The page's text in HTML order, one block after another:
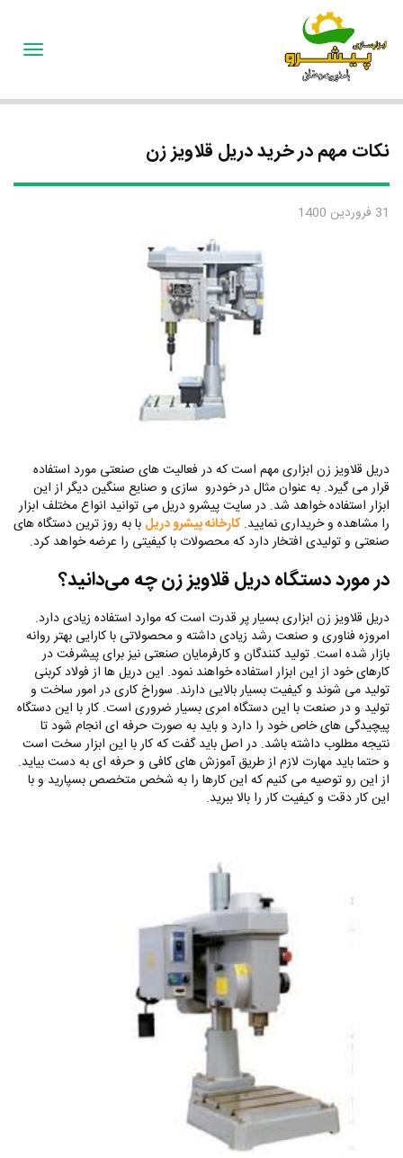
نکات مهم در خرید دریل قلاویز زن
31 فروردین 1400
دریل قلاویز زن ابزاری مهم است که در فعالیت های صنعتی مورد استفاده
قرار می گیرد. به عنوان مثال در خودرو سازی و صنایع سنگین دیگر از این
ابزار استفاده خواهد شد. در سایت پیشرو دریل می توانید انواع مختلف ابزار
را مشاهده و خریداری نمایید.کارخانه پیشرو دریل با به روز ترین دستگاه های
صنعتی و تولیدی افتخار دارد که محصولات با کیفیتی را عرضه خواهد کرد.
در مورد دستگاه دریل قلاویز زن چه می‌دانید؟
دریل قلاویز زن ابزاری بسیار پر قدرت است که موارد استفاده زیادی دارد.
امروزه فناوری و صنعت رشد زیادی داشته و محصولاتی با کارایی بهتر روانه
بازار شده است. تولید کنندگان و کارفرمایان صنعتی نیز برای پیشرفت در
کارهای خود از این ابزار استفاده خواهند نمود. این دریل ها از فولاد کربنی
تولید می شوند و کیفیت بسیار بالایی دارند. سوراخ کاری در امور ساخت و
تولید و در صنعت با این دستگاه امری بسیار ضروری است. کار با این دستگاه
پیچیدگی های خاص خود را دارد و باید به صورت حرفه ای انجام شود تا
نتیجه مطلوب داشته باشد. در اصل باید گفت که کار با این ابزار سخت است
و حتما باید مهارت لازم از طریق آموزش های کافی و حرفه ای به دست بیاید.
از این رو توصیه می کنیم که این کارها را به شخص متخصص بسپارید و با
این کار دقت و کیفیت کار را بالا ببرید.